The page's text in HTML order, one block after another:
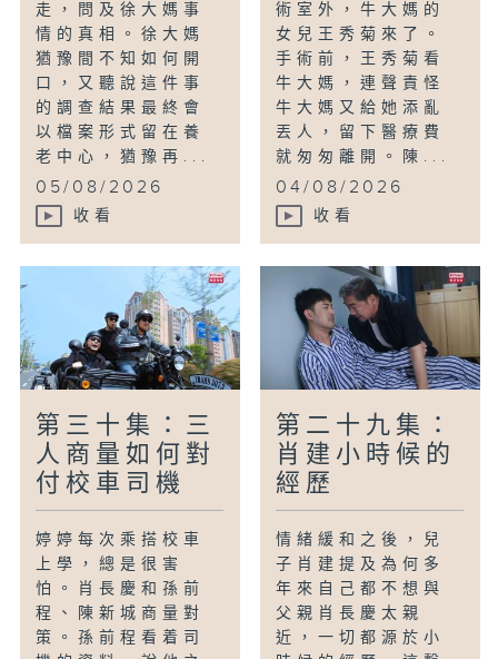
走，問及徐大媽事
情的真相。徐大媽
猶豫間不知如何開
口，又聽說這件事
的調查結果最終會
以檔案形式留在養
老中心，猶豫再...
05/08/2026
收看
術室外，牛大媽的
女兒王秀菊來了。
手術前，王秀菊看
牛大媽，連聲責怪
牛大媽又給她添亂
丟人，留下醫療費
就匆匆離開。陳...
04/08/2026
收看
第三十集：三
人商量如何對
付校車司機
婷婷每次乘搭校車
上學，總是很害
怕。肖長慶和孫前
程、陳新城商量對
策。孫前程看着司
第二十九集：
肖建小時候的
經歷
情緒緩和之後，兒
子肖建提及為何多
年來自己都不想與
父親肖長慶太親
近，一切都源於小